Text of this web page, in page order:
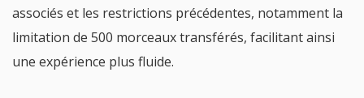
associés et les restrictions précédentes, notamment la
limitation de 500 morceaux transférés, facilitant ainsi
une expérience plus fluide.